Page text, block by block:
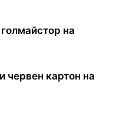
на
червен картон на